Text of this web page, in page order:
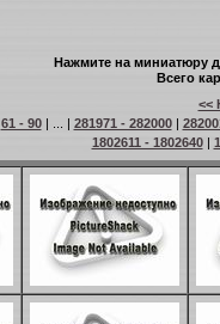
Нажмите на миниатюру
Всего
<<
61 - 90| ... | 281971 - 282000|
1802611 - 1802640|